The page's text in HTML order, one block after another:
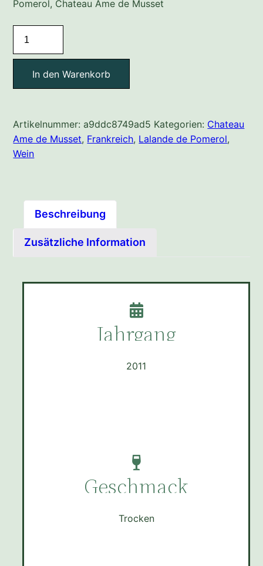
Pomerol, Chateau Ame de Musset
Ame
du
Musset
Menge
In den Warenkorb
Artikelnummer:a9ddc8749ad5 Kategorien: Chateau
Ame de Musset, Frankreich, Lalande de Pomerol,
Wein
Beschreibung
Zusätzliche Information
Jahrgang
2011
Geschmack
Trocken